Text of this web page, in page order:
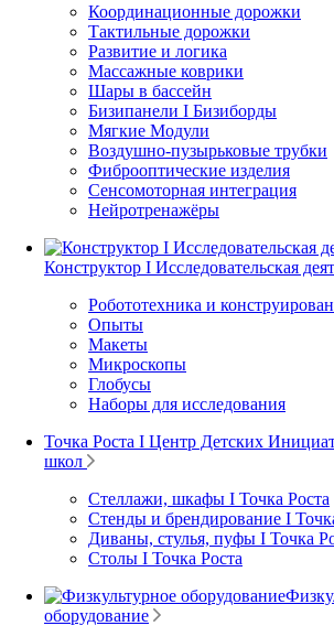
Координационные дорожки
Тактильные дорожки
Развитие и логика
Массажные коврики
Шары в бассейн
Бизипанели I Бизиборды
Мягкие Модули
Воздушно-пузырьковые трубки
Фиброоптические изделия
Сенсомоторная интеграция
Нейротренажёры
Конструктор I Исследовательская
Робототехника и
Опыты
Макеты
Микроскопы
Глобусы
Наборы для исследования
Точка Роста I Центр Детских
школ
Стеллажи, шкафы I Точка Роста
Стенды и брендирование I
Диваны, стулья, пуфы I Точка
Столы I Точка Роста
оборудование